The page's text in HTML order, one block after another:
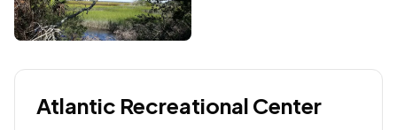
Atlantic Recreational Center